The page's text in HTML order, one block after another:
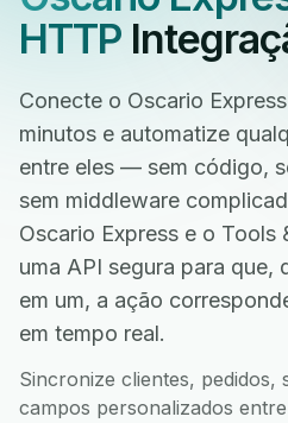
HTTP
Conecte o Oscario
minutos e automatize
entre eles — sem código,
sem middleware
Oscario Express e o Tools
uma API segura para que,
em um, a ação
em tempo real.
Sincronize clientes, pedidos,
campos personalizados